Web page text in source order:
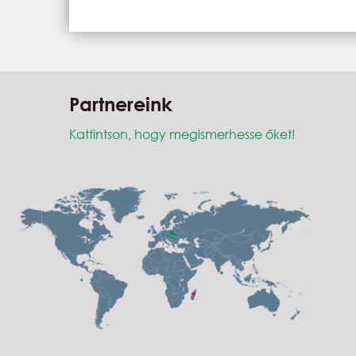
Partnereink
Kattintson, hogy megismerhesse őket!